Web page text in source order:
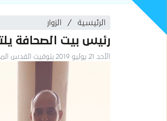
الرئيسية الزوار
رئيس بيت الصحافة
الأحد 21 يوليو 2019 بتوقيت القدس المحتلة